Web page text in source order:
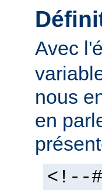
Avec
nous
en
<!--